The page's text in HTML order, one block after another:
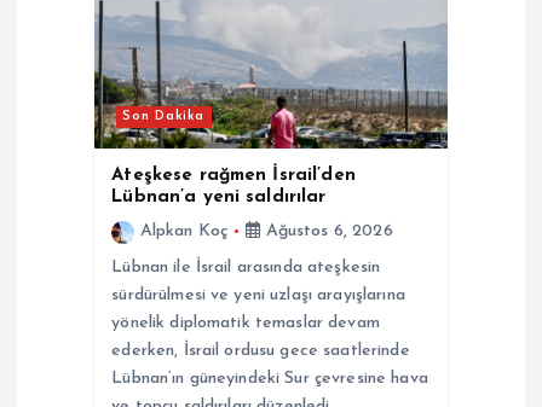
Son Dakika
Ateşkese rağmen İsrail’den
Lübnan’a yeni saldırılar
Alpkan Koç
Ağustos 6, 2026
Lübnan ile İsrail arasında ateşkesin
sürdürülmesi ve yeni uzlaşı arayışlarına
yönelik diplomatik temaslar devam
ederken, İsrail ordusu gece saatlerinde
Lübnan’ın güneyindeki Sur çevresine hava